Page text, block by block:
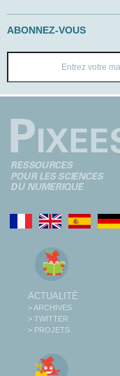
ABONNEZ-VOUS
ACTUALITÉ
> ARCHIVES
> TWITTER
> PROJETS